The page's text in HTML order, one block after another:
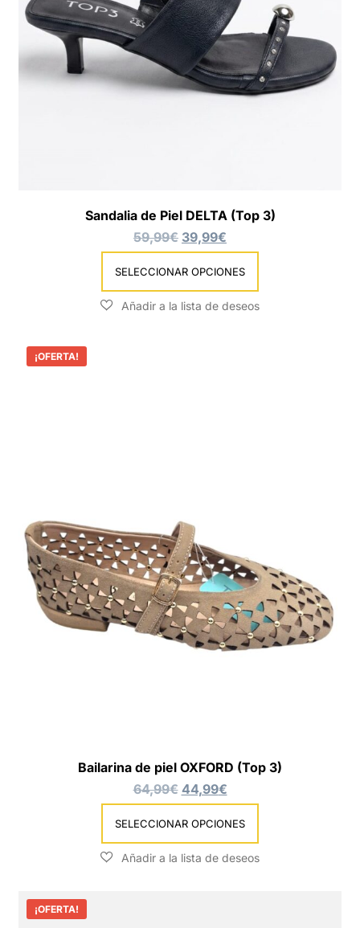
Sandalia de Piel DELTA (Top 3)
59,99€ 39,99€
SELECCIONAR OPCIONES
¡OFERTA!
Bailarina de piel OXFORD (Top 3)
64,99€ 44,99€
SELECCIONAR OPCIONES
¡OFERTA!